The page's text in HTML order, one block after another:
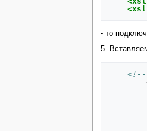
- то
5.
<!--